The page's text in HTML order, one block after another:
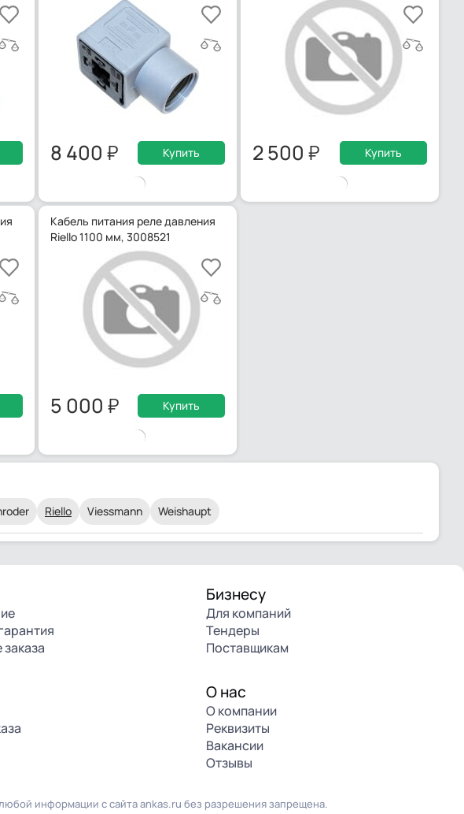
8 400 Купить 2 500 Купить
Кабель питания реле давления
Riello 1100 мм, 3008521
5 000 Купить
Riello Viessmann Weishaupt
Бизнесу
Для компаний
Тендеры
Поставщикам
О нас
О компании
Реквизиты
Вакансии
Отзывы
информации с сайта ankas.ru без разрешения запрещена.